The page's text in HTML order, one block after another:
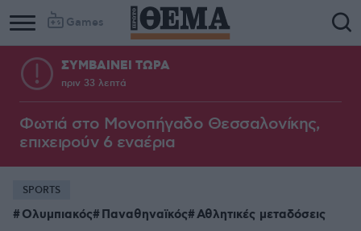
Games
Column
1
Column
2
ΣΥΜΒΑΙΝΕΙ ΤΩΡΑ
πριν 33 λεπτά
Φωτιά στο Μονοπήγαδο Θεσσαλονίκης,
επιχειρούν 6 εναέρια
SPORTS
Ολυμπιακός Παναθηναϊκός Αθλητικές μεταδόσεις